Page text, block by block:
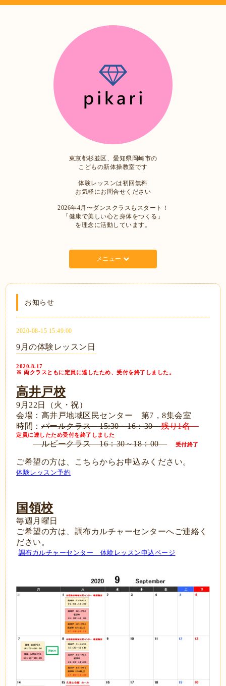
東京都杉並区、愛知県岡崎市の
こどもの新体操教室です
体験レッスンは初回無料
お気軽にお問合せください
2026年4月〜ダンスクラスもスタート！
「健康で美しい心と身体をつくる」
を理念に活動しています。
メニュー
お知らせ
2020-08-15 15:49:00
9月の体験レッスン日
2020.8.17
※ 両クラスともに定員に達したため、受付を終了しました。
高井戸校
9月22日（火・祝）
会場：高井戸地域区民センター 第7，8集会室
時間：パールクラス 15:30～16：30残り1名
定員に達したため受付を終了しました
ルビークラス 16：30～18：00 受付終了
ご希望の方は、こちらからお申込みください。
体験レッスン予約
国領校
毎週月曜日
ご希望の方は、調布カルチャーセンターへご連絡く
ださい。
調布カルチャーセンター 体験レッスン申込ページ